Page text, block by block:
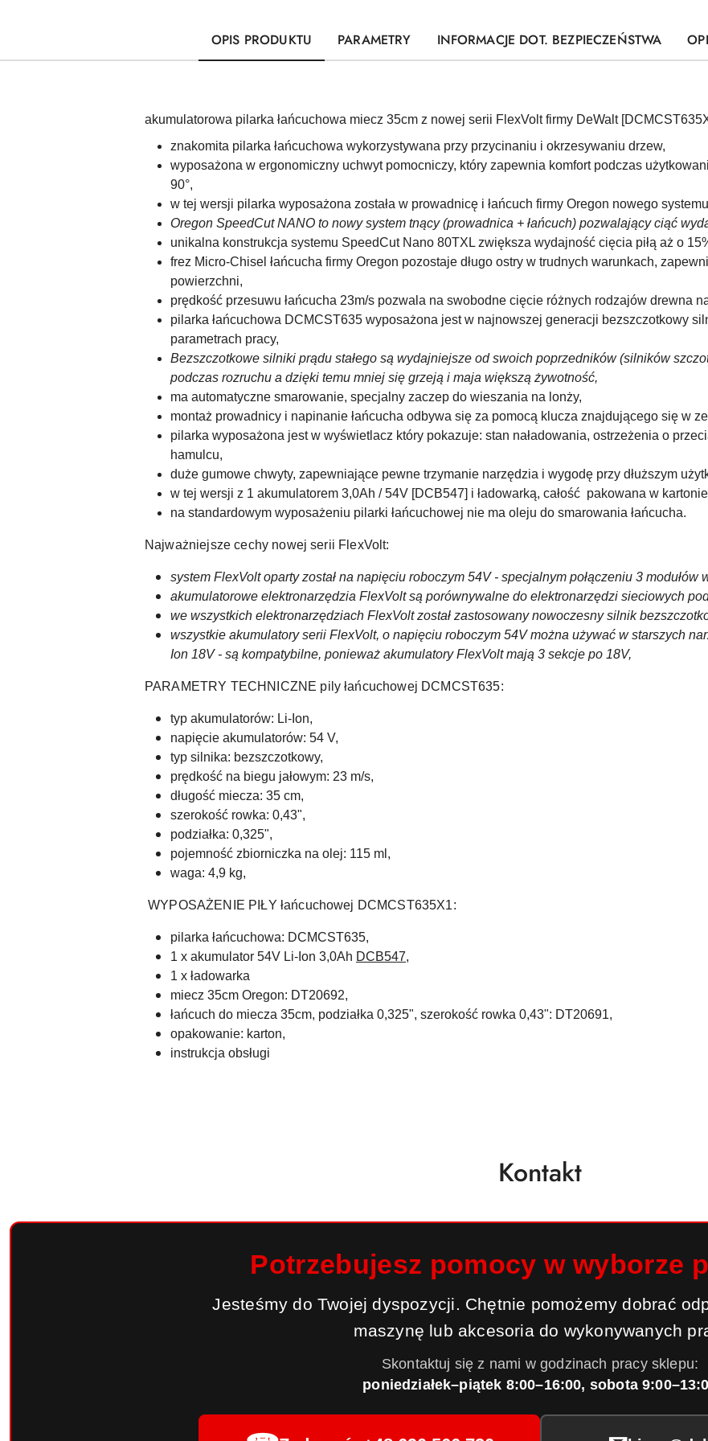
OPIS PRODUKTU PARAMETRY INFORMACJE DOT. BEZPIECZEŃSTWA
akumulatorowa pilarka łańcuchowa miecz 35cm z nowej serii FlexVolt firmy DeWalt
znakomita pilarka łańcuchowa wykorzystywana przy przycinaniu i okrzesywaniu drzew,
wyposażona w ergonomiczny uchwyt pomocniczy, który zapewnia komfort podczas
90°,
w tej wersji pilarka wyposażona została w prowadnicę i łańcuch firmy Oregon nowego
Oregon SpeedCut NANO to nowy system tnący (prowadnica + łańcuch) pozwalający ciąć
unikalna konstrukcja systemu SpeedCut Nano 80TXL zwiększa wydajność cięcia piłą aż o
frez Micro-Chisel łańcucha firmy Oregon pozostaje długo ostry w trudnych warunkach,
powierzchni,
prędkość przesuwu łańcucha 23m/s pozwala na swobodne cięcie różnych rodzajów drewna
pilarka łańcuchowa DCMCST635 wyposażona jest w najnowszej generacji bezszczotkowy
parametrach pracy,
Bezszczotkowe silniki prądu stałego są wydajniejsze od swoich poprzedników (silników
podczas rozruchu a dzięki temu mniej się grzeją i maja większą żywotność,
ma automatyczne smarowanie, specjalny zaczep do wieszania na lonży,
montaż prowadnicy i napinanie łańcucha odbywa się za pomocą klucza znajdującego się w
pilarka wyposażona jest w wyświetlacz który pokazuje: stan naładowania, ostrzeżenia o
hamulcu,
duże gumowe chwyty, zapewniające pewne trzymanie narzędzia i wygodę przy dłuższym
w tej wersji z 1 akumulatorem 3,0Ah / 54V [DCB547] i ładowarką, całość pakowana w
na standardowym wyposażeniu pilarki łańcuchowej nie ma oleju do smarowania łańcucha.
Najważniejsze cechy nowej serii FlexVolt:
system FlexVolt oparty został na napięciu roboczym 54V - specjalnym połączeniu 3 modułów
akumulatorowe elektronarzędzia FlexVolt są porównywalne do elektronarzędzi sieciowych
we wszystkich elektronarzędziach FlexVolt został zastosowany nowoczesny silnik
wszystkie akumulatory serii FlexVolt, o napięciu roboczym 54V można używać w starszych
Ion 18V - są kompatybilne, ponieważ akumulatory FlexVolt mają 3 sekcje po 18V,
PARAMETRY TECHNICZNE pily łańcuchowej DCMCST635:
typ akumulatorów: Li-Ion,
napięcie akumulatorów: 54 V,
typ silnika: bezszczotkowy,
prędkość na biegu jałowym: 23 m/s,
długość miecza: 35 cm,
szerokość rowka: 0,43",
podziałka: 0,325",
pojemność zbiorniczka na olej: 115 ml,
waga: 4,9 kg,
WYPOSAŻENIE PIŁY łańcuchowej DCMCST635X1:
pilarka łańcuchowa: DCMCST635,
1 x akumulator 54V Li-Ion 3,0Ah DCB547,
1 x ładowarka
miecz 35cm Oregon: DT20692,
łańcuch do miecza 35cm, podziałka 0,325", szerokość rowka 0,43": DT20691,
opakowanie: karton,
instrukcja obsługi
Kontakt
Potrzebujesz pomocy w wyborze
Jesteśmy do Twojej dyspozycji. Chętnie pomożemy dobrać
maszynę lub akcesoria do wykonywanych
Skontaktuj się z nami w godzinach pracy sklepu:
poniedziałek–piątek 8:00–16:00, sobota